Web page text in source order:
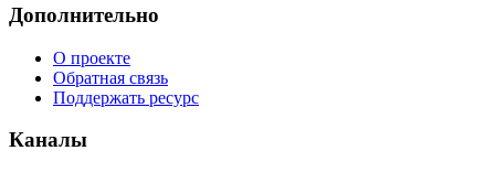
Дополнительно
О проекте
Обратная связь
Поддержать ресурс
Каналы